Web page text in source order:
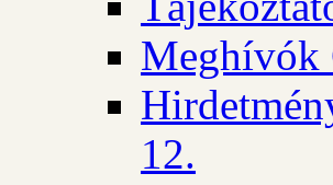
Meghívók
12.